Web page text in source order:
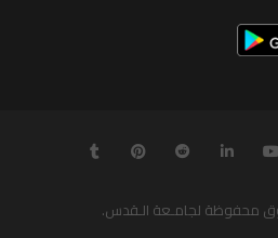
محفوظة لجامـعة الـقدس.